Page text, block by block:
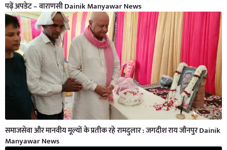
पढ़ें अपडेट – वाराणसी Dainik Manyawar News
समाजसेवा और मानवीय मूल्यों के प्रतीक रहे रामदुलार : जगदीश राय जौनपुर Dainik
Manyawar News